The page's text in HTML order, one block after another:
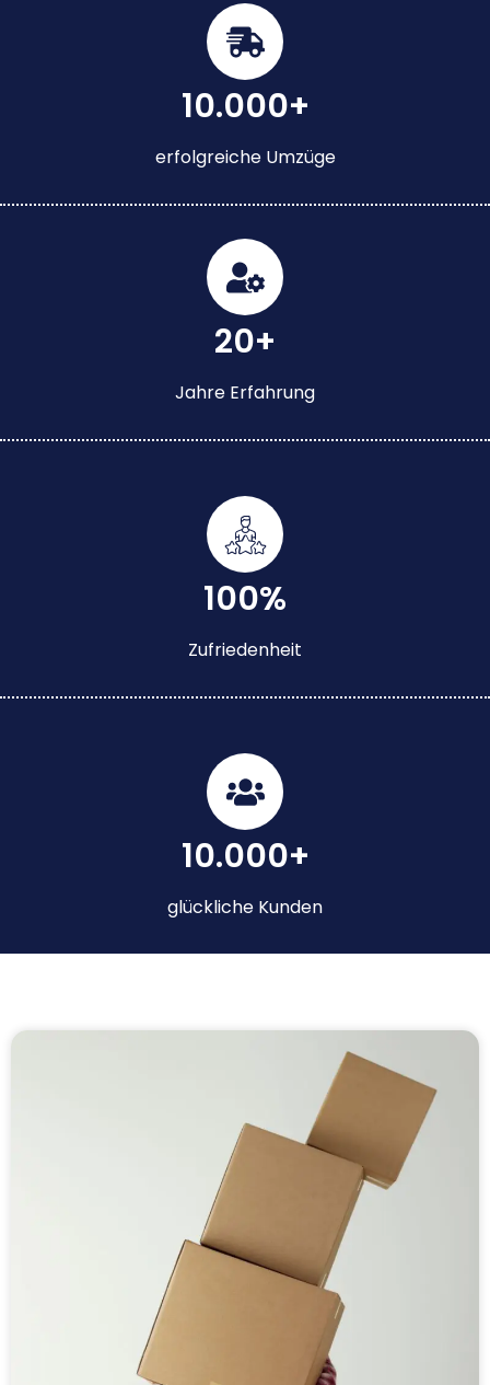
10.000+
erfolgreiche Umzüge
20+
Jahre Erfahrung
100%
Zufriedenheit
10.000+
glückliche Kunden